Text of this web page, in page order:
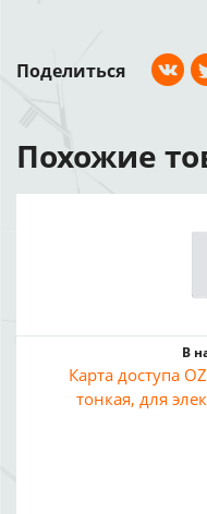
Поделиться
Похожие
В
Карта доступа
тонкая, для